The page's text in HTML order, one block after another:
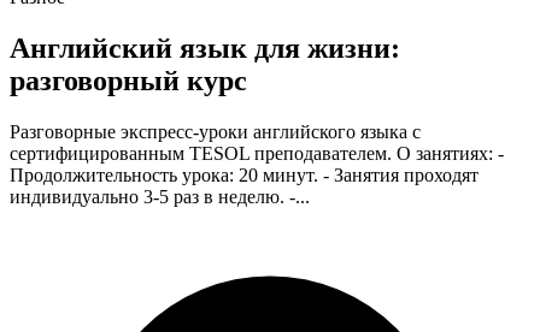
Английский язык для жизни:
разговорный курс
Разговорные экспресс-уроки английского языка с
сертифицированным TESOL преподавателем. О занятиях: -
Продолжительность урока: 20 минут. - Занятия проходят
индивидуально 3-5 раз в неделю. -...